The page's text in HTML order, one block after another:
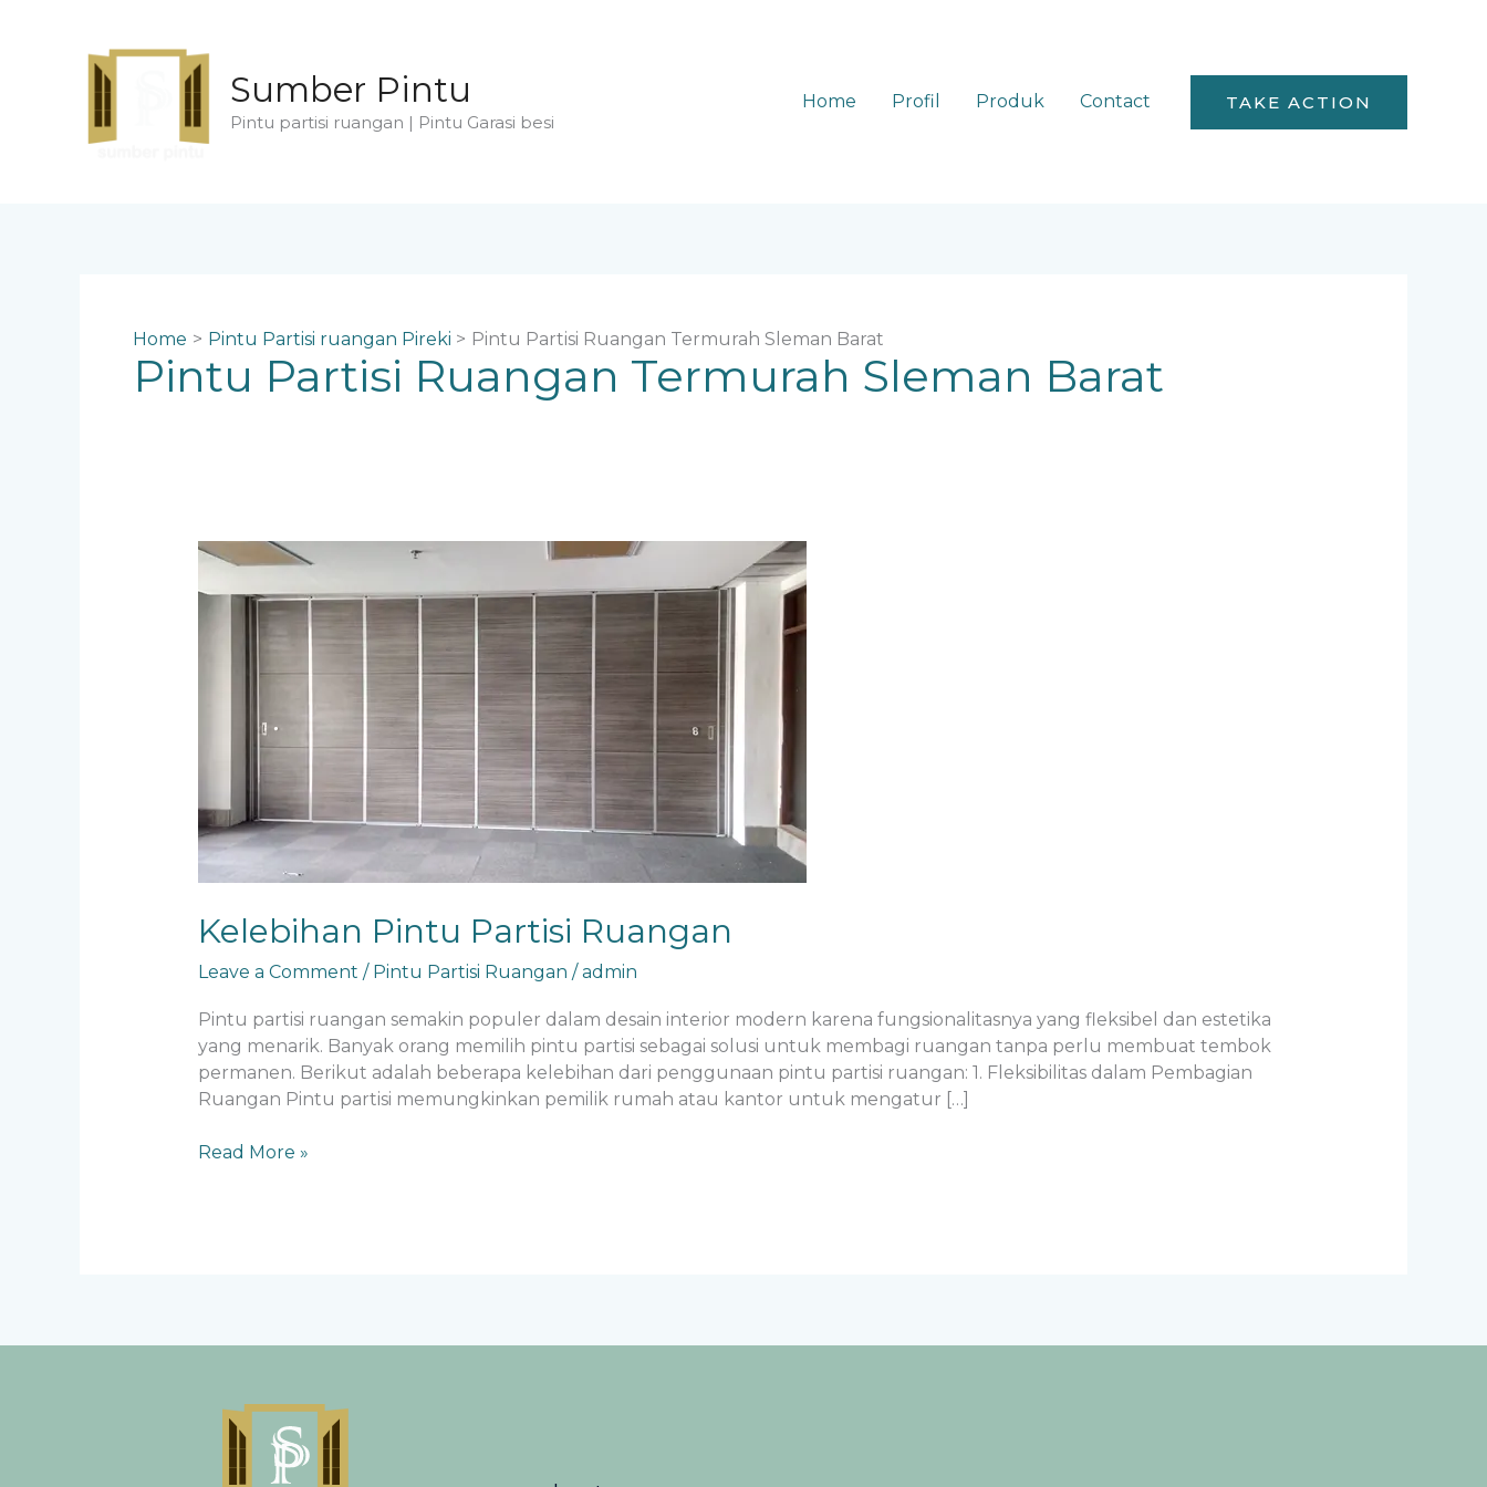
Sumber Pintu
Pintu partisi ruangan | Pintu Garasi besi
Home Profil Produk Contact TAKE ACTION
Home Pintu Partisi ruangan Pireki Pintu Partisi Ruangan Termurah Sleman Barat
Pintu Partisi Ruangan Termurah Sleman Barat
Kelebihan Pintu Partisi Ruangan
Leave a Comment / Pintu Partisi Ruangan /admin
Pintu partisi ruangan semakin populer dalam desain interior modern karena fungsionalitasnya yang fleksibel dan estetika
yang menarik. Banyak orang memilih pintu partisi sebagai solusi untuk membagi ruangan tanpa perlu membuat tembok
permanen. Berikut adalah beberapa kelebihan dari penggunaan pintu partisi ruangan: 1. Fleksibilitas dalam Pembagian
Ruangan Pintu partisi memungkinkan pemilik rumah atau kantor untuk mengatur […]
Kelebihan
Ruangan
Read More »